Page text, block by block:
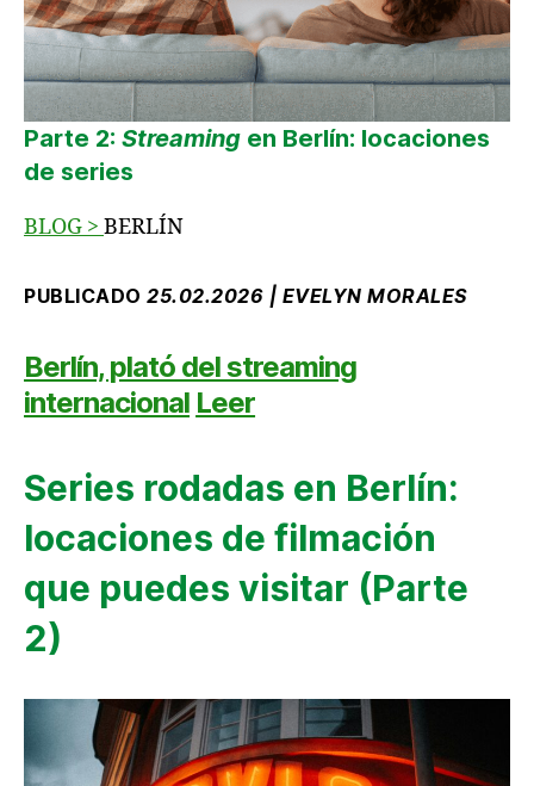
Parte 2: Streaming en Berlín: locaciones
de series
BLOG > BERLÍN
PUBLICADO 25.02.2026 | EVELYN MORALES
Berlín, plató del streaming
internacional Leer
Series rodadas en Berlín:
locaciones de filmación
que puedes visitar (Parte
2)